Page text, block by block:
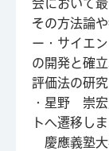
会において
その方法論
ー・サイエ
の開発と確
評価法の研
・星野 崇
トへ遷移しま
慶應義塾大